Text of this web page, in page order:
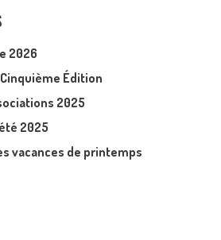
2026
Édition
2025
2025
vacances de printemps